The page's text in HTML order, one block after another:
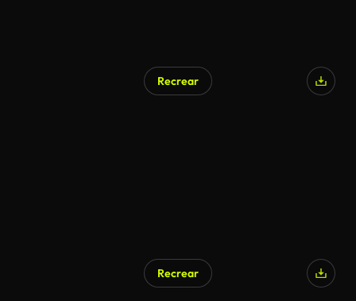
Recrear
Recrear